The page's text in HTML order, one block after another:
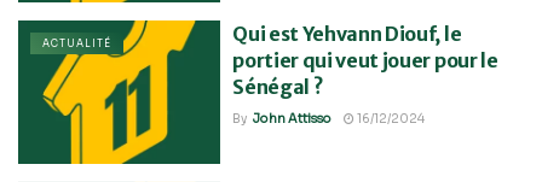
ACTUALITÉ
Qui est Yehvann Diouf, le
portier qui veut jouer pour le
Sénégal ?
By John Attisso 16/12/2024